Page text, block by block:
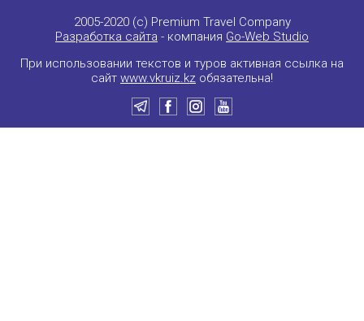
2005-2020 (c) Premium Travel Company
Разработка сайта - компания Go-Web Studio
При использовании текстов и туров активная ссылка на
сайт www.vkruiz.kz обязательна!